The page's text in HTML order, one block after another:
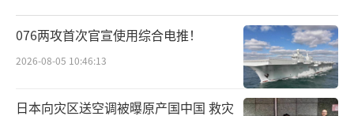
076两攻首次官宣使用综合电推！
2026-08-05 10:46:13
日本向灾区送空调被曝原产国中国 救灾